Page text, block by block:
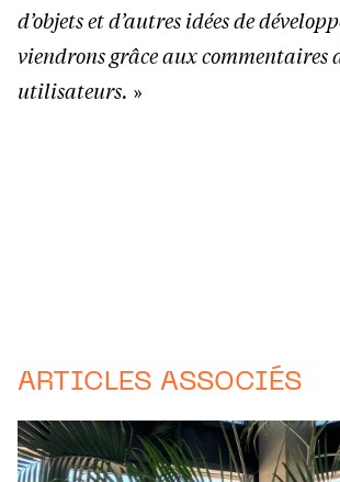
d’objets et d’autres idées de
viendrons grâce aux commentaires
utilisateurs. »
ARTICLES ASSOCIÉS